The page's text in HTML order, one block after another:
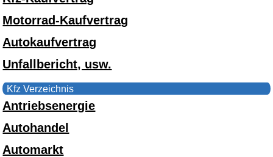
Motorrad-Kaufvertrag
Autokaufvertrag
Unfallbericht, usw.
Kfz Verzeichnis
Antriebsenergie
Autohandel
Automarkt